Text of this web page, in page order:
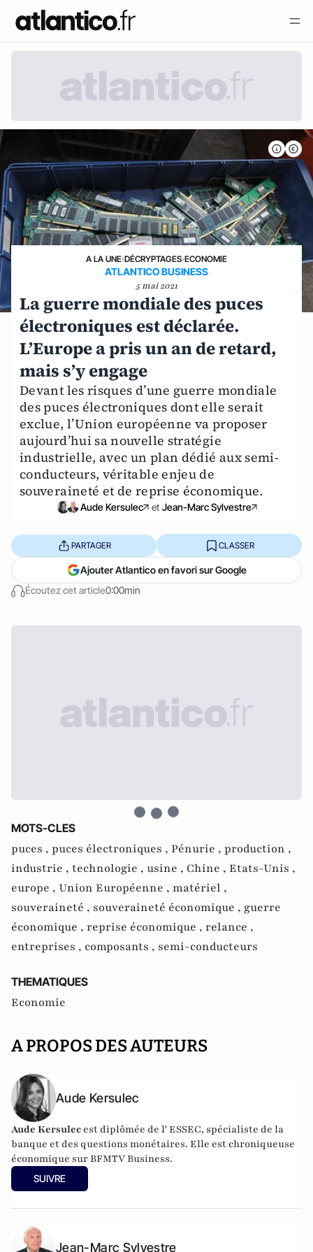
A LA UNE›DÉCRYPTAGES›ECONOMIE
ATLANTICO BUSINESS
5 mai 2021
La guerre mondiale des puces
électroniques est déclarée.
L’Europe a pris un an de retard,
mais s’y engage
Devant les risques d’une guerre mondiale
des puces électroniques dont elle serait
exclue, l’Union européenne va proposer
aujourd’hui sa nouvelle stratégie
industrielle, avec un plan dédié aux semi-
conducteurs, véritable enjeu de
souveraineté et de reprise économique.
Aude Kersulec et Jean-Marc Sylvestre
Écoutez cet article0:00min
PARTAGER CLASSER
Ajouter Atlantico en favori sur Google
MOTS-CLES
puces , puces électroniques , Pénurie , production ,
industrie , technologie , usine , Chine , Etats-Unis ,
europe , Union Européenne , matériel ,
souveraineté , souveraineté économique , guerre
économique , reprise économique , relance ,
entreprises , composants , semi-conducteurs
THEMATIQUES
Economie
A PROPOS DES AUTEURS
Aude Kersulec
Aude Kersulec est diplômée de l' ESSEC, spécialiste de la
banque et des questions monétaires. Elle est chroniqueuse
économique sur BFMTV Business.
SUIVRE
Jean-Marc Sylvestre